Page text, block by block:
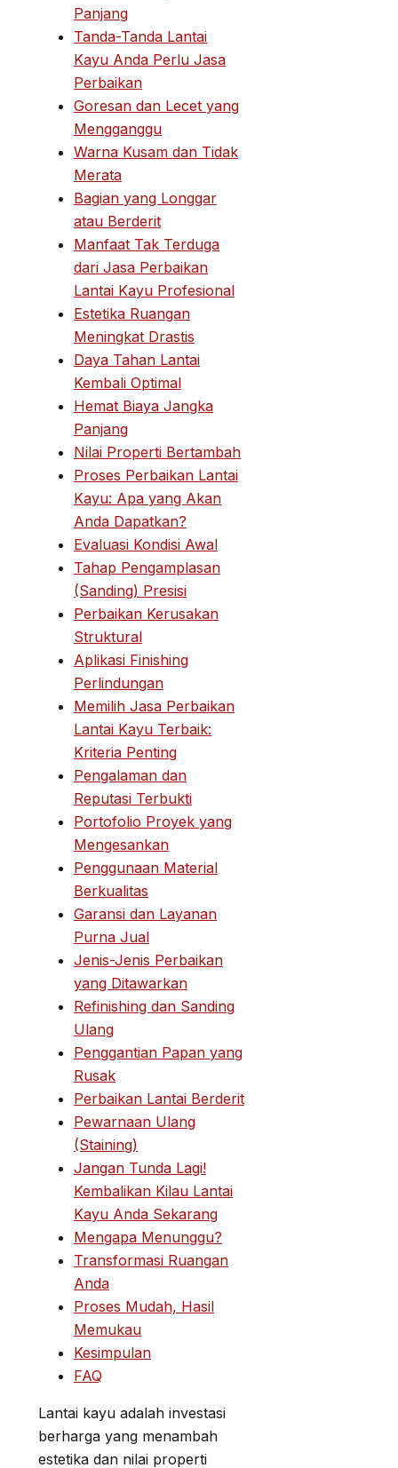
Panjang
Tanda-Tanda Lantai
Kayu Anda Perlu Jasa
Perbaikan
Goresan dan Lecet yang
Mengganggu
Warna Kusam dan Tidak
Merata
Bagian yang Longgar
atau Berderit
Manfaat Tak Terduga
dari Jasa Perbaikan
Lantai Kayu Profesional
Estetika Ruangan
Meningkat Drastis
Daya Tahan Lantai
Kembali Optimal
Hemat Biaya Jangka
Panjang
Nilai Properti Bertambah
Proses Perbaikan Lantai
Kayu: Apa yang Akan
Anda Dapatkan?
Evaluasi Kondisi Awal
Tahap Pengamplasan
(Sanding) Presisi
Perbaikan Kerusakan
Struktural
Aplikasi Finishing
Perlindungan
Memilih Jasa Perbaikan
Lantai Kayu Terbaik:
Kriteria Penting
Pengalaman dan
Reputasi Terbukti
Portofolio Proyek yang
Mengesankan
Penggunaan Material
Berkualitas
Garansi dan Layanan
Purna Jual
Jenis-Jenis Perbaikan
yang Ditawarkan
Refinishing dan Sanding
Ulang
Penggantian Papan yang
Rusak
Perbaikan Lantai Berderit
Pewarnaan Ulang
(Staining)
Jangan Tunda Lagi!
Kembalikan Kilau Lantai
Kayu Anda Sekarang
Mengapa Menunggu?
Transformasi Ruangan
Anda
Proses Mudah, Hasil
Memukau
Kesimpulan
FAQ
Lantai kayu adalah investasi
berharga yang menambah
estetika dan nilai properti